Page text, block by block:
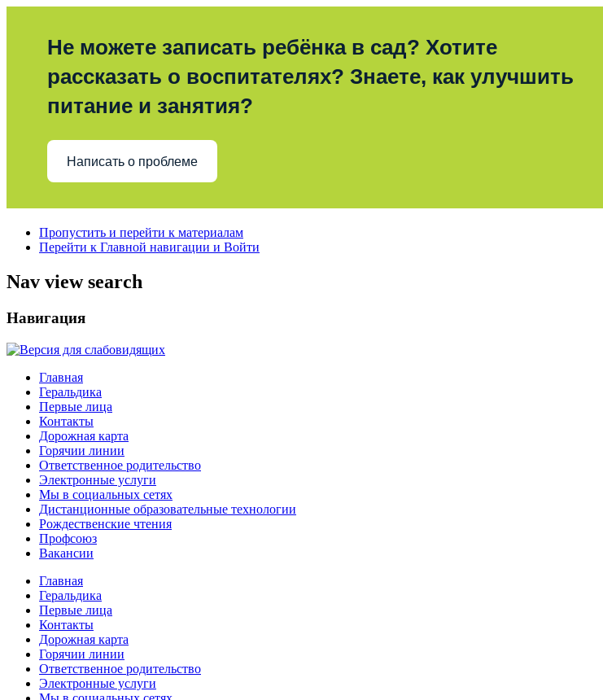
Не можете записать ребёнка в сад? Хотите
рассказать о воспитателях? Знаете, как улучшить
питание и занятия?
Написать о проблеме
Пропустить и перейти к материалам
Перейти к Главной навигации и Войти
Nav view search
Навигация
Главная
Геральдика
Первые лица
Контакты
Дорожная карта
Горячии линии
Ответственное родительство
Электронные услуги
Мы в социальных сетях
Дистанционные образовательные технологии
Рождественские чтения
Профсоюз
Вакансии
Главная
Геральдика
Первые лица
Контакты
Дорожная карта
Горячии линии
Ответственное родительство
Электронные услуги